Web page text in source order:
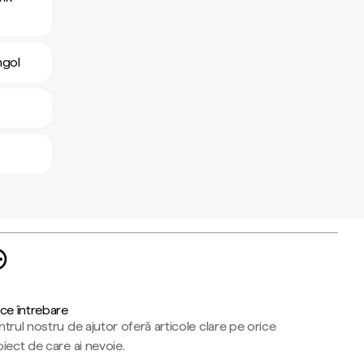
întrebare
nostru de ajutor oferă articole clare pe orice
de care ai nevoie.